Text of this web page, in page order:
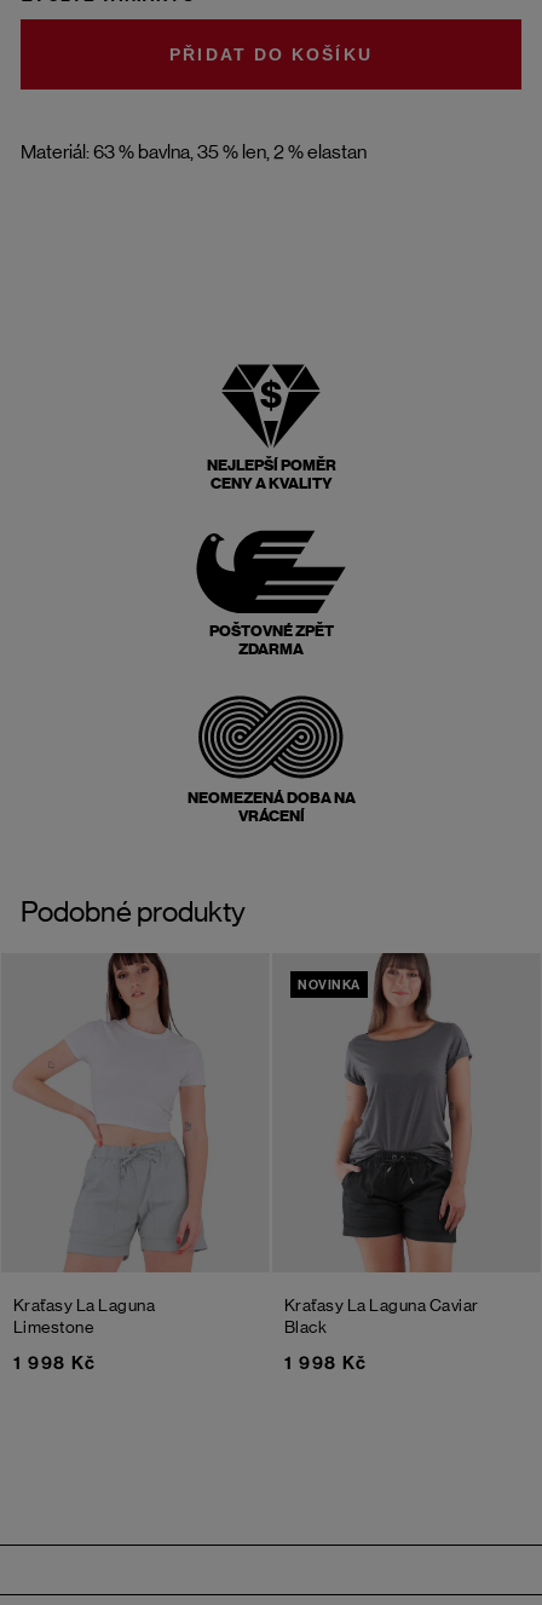
Materiál: 63 % bavlna, 35 % len, 2 % elastan
DO KOŠÍKU
NEJLEPŠÍ POMĚR
CENY A KVALITY
POŠTOVNÉ ZPĚT
ZDARMA
NEOMEZENÁ DOBA NA
VRÁCENÍ
Podobné produkty
Kraťasy La Laguna
Limestone
1 998 Kč
NOVINKA
Kraťasy La LagunaCaviar
Black
1 998 Kč